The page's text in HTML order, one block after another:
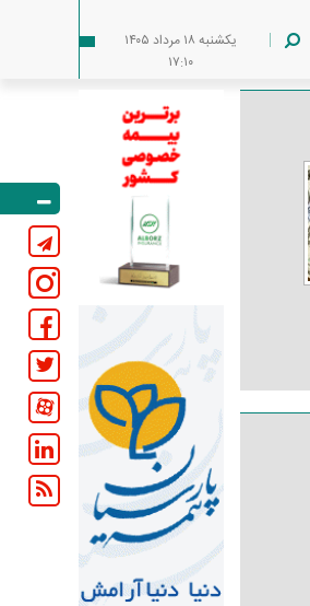
يکشنبه ۱۸ مرداد ۱۴۰۵
۱۷:۱۰